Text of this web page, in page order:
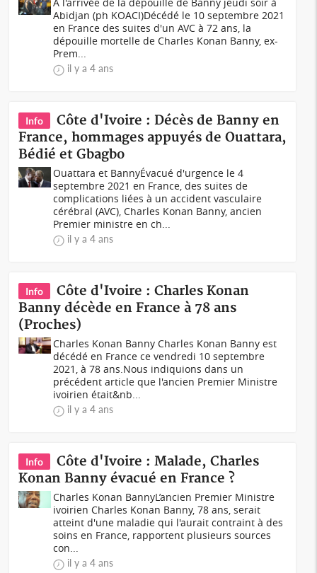
Abidjan (ph KOACI) Décédé le 10 septembre 2021
en France des suites d'un AVC à 72 ans, la
dépouille mortelle de Charles Konan Banny, ex-
Prem...
il y a 4 ans
Info
Côte d'Ivoire : Décès de Banny en
France, hommages appuyés de Ouattara,
Bédié et Gbagbo
Ouattara et BannyÉvacué d'urgence le 4
septembre 2021 en France, des suites de
complications liées à un accident vasculaire
cérébral (AVC), Charles Konan Banny, ancien
Premier ministre en ch...
il y a 4 ans
Info
Côte d'Ivoire : Charles Konan
Banny décède en France à 78 ans
(Proches)
Charles Konan Banny Charles Konan Banny est
décédé en France ce vendredi 10 septembre
2021, à 78 ans.Nous indiquions dans un
précédent article que l'ancien Premier Ministre
ivoirien était&nb...
il y a 4 ans
Info
Côte d'Ivoire : Malade, Charles
Konan Banny évacué en France ?
Charles Konan BannyL’ancien Premier Ministre
ivoirien Charles Konan Banny, 78 ans, serait
atteint d'une maladie qui l'aurait contraint à des
soins en France, rapportent plusieurs sources
con...
il y a 4 ans